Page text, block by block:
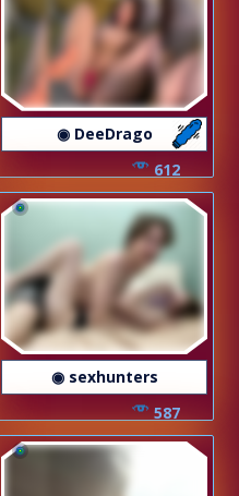
◉ DeeDrago
612
◉ sexhunters
587